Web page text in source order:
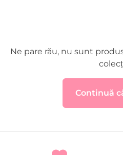
Ne pare rău, nu sunt
Continuă